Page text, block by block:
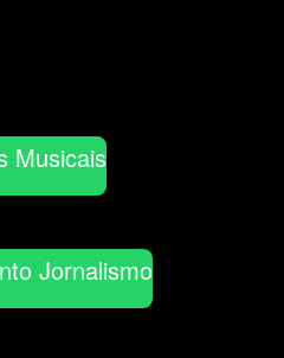
Musicais
Jornalismo